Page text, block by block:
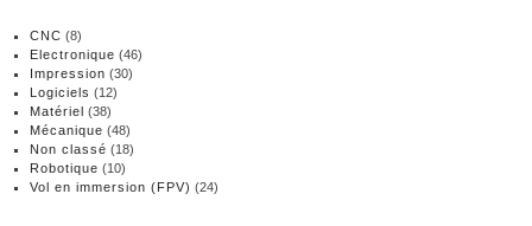
CNC (8)
Electronique (46)
Impression (30)
Logiciels (12)
Matériel (38)
Mécanique (48)
Non classé (18)
Robotique (10)
Vol en immersion (FPV) (24)